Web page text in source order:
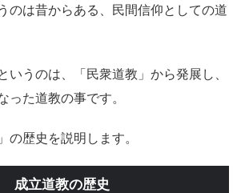
のは昔からある、民間信仰としての道
いうのは、「民衆道教」から発展し、
った道教の事です。
の歴史を説明します。
成立道教の歴史